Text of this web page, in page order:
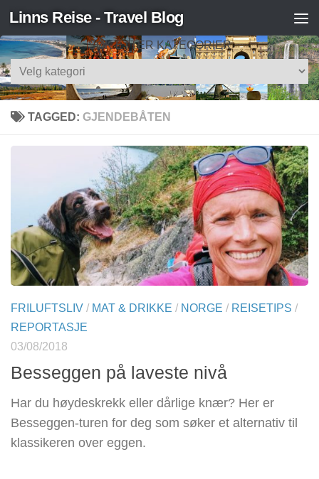
Skip to content
Linns Reise - Travel Blog
SØK ETTER KATEGORIER
Søk
etter
TAGGED: GJENDEBÅTEN
FRILUFTSLIV / MAT & DRIKKE / NORGE / REISETIPS /
REPORTASJE
03/08/2018
Besseggen på laveste nivå
Har du høydeskrekk eller dårlige knær? Her er
Besseggen-turen for deg som søker et alternativ til
klassikeren over eggen.